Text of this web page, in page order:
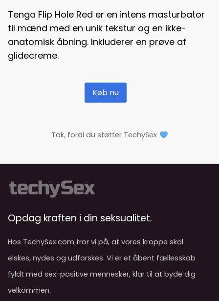
Tenga Flip Hole Red er en intens masturbator
til mænd med en unik tekstur og en ikke-
anatomisk åbning. Inkluderer en prøve af
glidecreme.
Køb nu
Tak, fordi du støtter TechySex
Opdag kraften i din seksualitet.
Hos TechySex.com tror vi på, at vores kroppe skal
elskes, nydes og udforskes. Vi er et åbent fællesskab
fyldt med sex-positive mennesker, klar til at byde dig
velkommen.